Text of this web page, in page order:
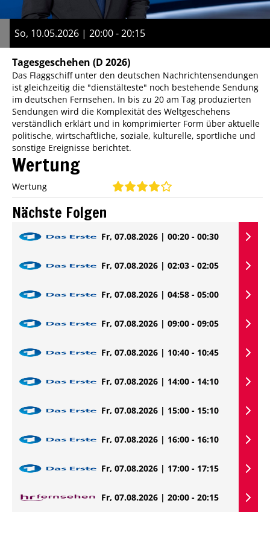
So, 10.05.2026 | 20:00 - 20:15
Tagesgeschehen (D 2026)
Das Flaggschiff unter den deutschen Nachrichtensendungen
ist gleichzeitig die "dienstälteste" noch bestehende Sendung
im deutschen Fernsehen. In bis zu 20 am Tag produzierten
Sendungen wird die Komplexität des Weltgeschehens
verständlich erklärt und in komprimierter Form über aktuelle
politische, wirtschaftliche, soziale, kulturelle, sportliche und
sonstige Ereignisse berichtet.
Wertung
Wertung
Nächste Folgen
Fr, 07.08.2026 | 00:20 - 00:30
Fr, 07.08.2026 | 02:03 - 02:05
Fr, 07.08.2026 | 04:58 - 05:00
Fr, 07.08.2026 | 09:00 - 09:05
Fr, 07.08.2026 | 10:40 - 10:45
Fr, 07.08.2026 | 14:00 - 14:10
Fr, 07.08.2026 | 15:00 - 15:10
Fr, 07.08.2026 | 16:00 - 16:10
Fr, 07.08.2026 | 17:00 - 17:15
Fr, 07.08.2026 | 20:00 - 20:15